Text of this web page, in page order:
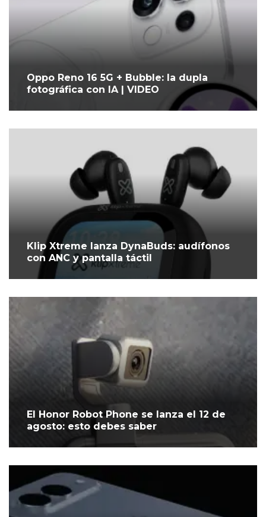
Oppo Reno 16 5G + Bubble: la dupla
fotográfica con IA | VIDEO
Klip Xtreme lanza DynaBuds: audífonos
con ANC y pantalla táctil
El Honor Robot Phone se lanza el 12 de
agosto: esto debes saber